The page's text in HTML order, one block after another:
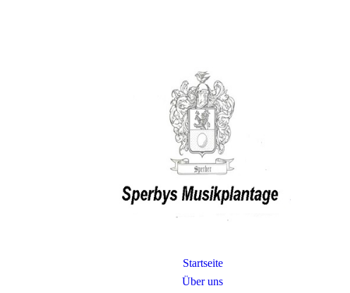
Startseite
Über uns